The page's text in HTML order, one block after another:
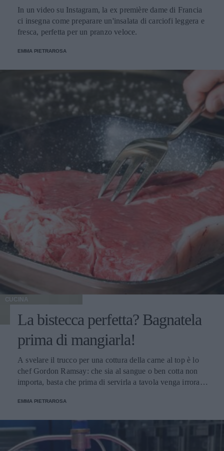
In un video su Instagram, la ex première dame di Francia
ci insegna come preparare un'insalata di carciofi leggera e
fresca, perfetta per un pranzo veloce.
EMMA PIETRAROSA
CUCINA
La bistecca perfetta? Bagnatela
prima di mangiarla!
A svelare il trucco per una cottura della carne al top è lo
chef Gordon Ramsay: che sia al sangue o ben cotta non
importa, basta che prima di servirla a tavola venga irrorata
EMMA PIETRAROSA